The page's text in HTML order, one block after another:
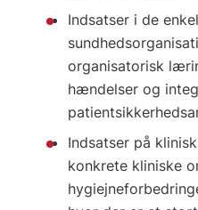
Indsatser i de
organisatorisk
hændelser og
Indsatser på
konkrete kliniske